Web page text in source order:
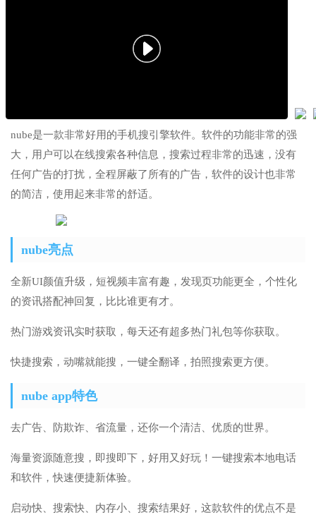
nube是一款非常好用的手机搜引擎软件。软件的功能非常的强
大，用户可以在线搜索各种信息，搜索过程非常的迅速，没有
任何广告的打扰，全程屏蔽了所有的广告，软件的设计也非常
的简洁，使用起来非常的舒适。
nube亮点
全新UI颜值升级，短视频丰富有趣，发现页功能更全，个性化
的资讯搭配神回复，比比谁更有才。
热门游戏资讯实时获取，每天还有超多热门礼包等你获取。
快捷搜索，动嘴就能搜，一键全翻译，拍照搜索更方便。
nube app特色
去广告、防欺诈、省流量，还你一个清洁、优质的世界。
海量资源随意搜，即搜即下，好用又好玩！一键搜索本地电话
和软件，快速便捷新体验。
启动快、搜索快、内存小、搜索结果好，这款软件的优点不是